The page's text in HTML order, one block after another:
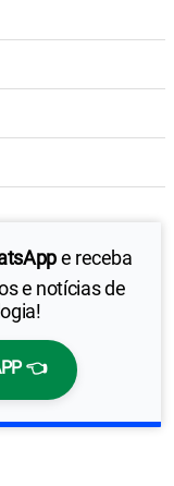
e receba
e notícias de
👈